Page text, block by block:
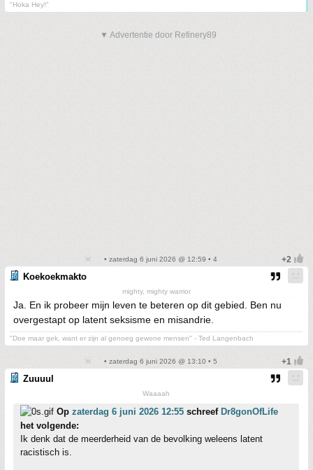
"Hoka Hey!"
▼ Advertentie door Refinery89
• zaterdag 6 juni 2026 @ 12:59 • 4
Koekoekmakto
mighty, mighty warrior
Ja. En ik probeer mijn leven te beteren op dit gebied. Ben nu
overgestapt op latent seksisme en misandrie.
"Doe maar gek, want er zijn al genoeg gewone mensen" - Ted Langenbach
• zaterdag 6 juni 2026 @ 13:10 • 5
Zuuuul
Waaaah
Op zaterdag 6 juni 2026 12:55 schreef Dr8gonOfLife
het volgende:
Ik denk dat de meerderheid van de bevolking weleens latent
racistisch is.